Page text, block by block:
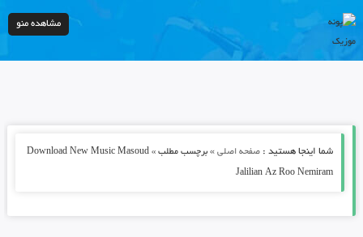
مشاهده منو
شما اینجا هستید : صفحه اصلی» برچسب مطلب » Download New Music Masoud
Jalilian Az Roo Nemiram